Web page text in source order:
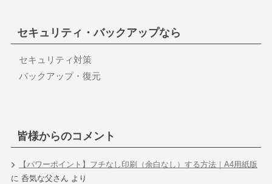
セキュリティ・バックアップなら
セキュリティ対策
バックアップ・復元
皆様からのコメント
【パワーポイント】フチなし印刷（余白なし）する方法｜A4用紙版
に 呑気な父さん より